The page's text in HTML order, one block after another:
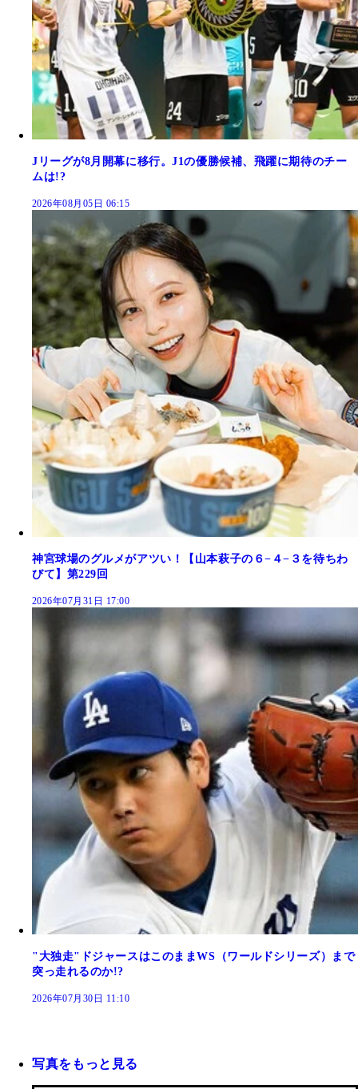
Jリーグが8月開幕に移行。J1の優勝候補、飛躍に期待のチー
ムは!?
2026年08月05日 06:15
神宮球場のグルメがアツい！【山本萩子の６−４−３を待ちわ
びて】第229回
2026年07月31日 17:00
"大独走"ドジャースはこのままWS（ワールドシリーズ）まで
突っ走れるのか!?
2026年07月30日 11:10
写真をもっと見る